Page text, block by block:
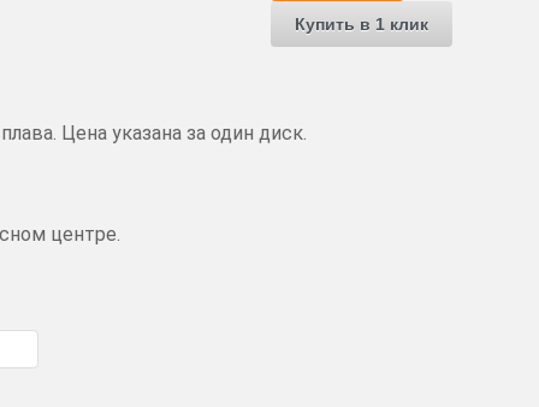
Купить в 1 клик
Цена указана за один диск.
центре.